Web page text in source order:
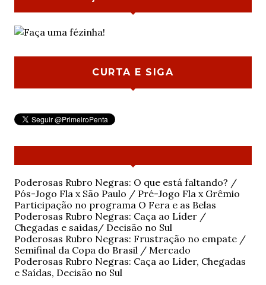
CURTA E SIGA
Poderosas Rubro Negras: O que está faltando? /
Pós-Jogo Fla x São Paulo / Pré-Jogo Fla x Grêmio
Participação no programa O Fera e as Belas
Poderosas Rubro Negras: Caça ao Líder /
Chegadas e saídas/ Decisão no Sul
Poderosas Rubro Negras: Frustração no empate /
Semifinal da Copa do Brasil / Mercado
Poderosas Rubro Negras: Caça ao Líder, Chegadas
e Saídas, Decisão no Sul